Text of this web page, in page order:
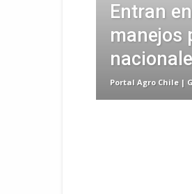
Entran
manejos
Portal Agro Chile |